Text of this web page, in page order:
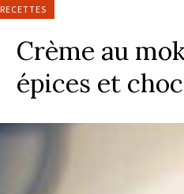
RECETTES
Crème au
épices et